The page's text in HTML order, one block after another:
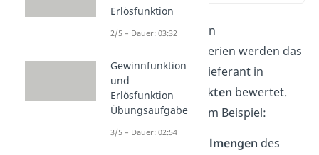
Bei den qualitativen
Entscheidungskriterien werden das
Produkt und der Lieferant in
bestimmten Aspekten bewertet.
Darunter fallen zum Beispiel:
Mindestbestellmengen des
Erlösfunktion
2/5 – Dauer: 03:32
Gewinnfunktion
und
Erlösfunktion
Übungsaufgabe
3/5 – Dauer: 02:54